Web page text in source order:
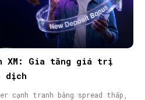
XM: Gia tăng giá trị
dịch
cạnh tranh bằng spread thấp,